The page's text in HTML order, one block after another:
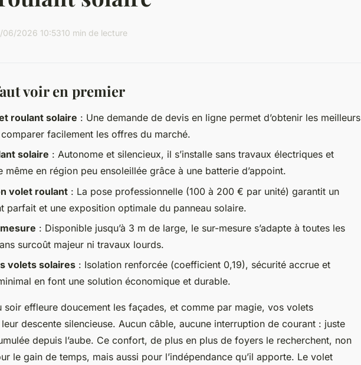
06/2026 10:5310 min de lecture
voir en premier
roulant solaire : Une demande de devis en ligne permet d’obtenir les meilleurs
facilement les offres du marché.
solaire : Autonome et silencieux, il s’installe sans travaux électriques et
même en région peu ensoleillée grâce à une batterie d’appoint.
volet roulant : La pose professionnelle (100 à 200 € par unité) garantit un
parfait et une exposition optimale du panneau solaire.
: Disponible jusqu’à 3 m de large, le sur-mesure s’adapte à toutes les
surcoût majeur ni travaux lourds.
volets solaires : Isolation renforcée (coefficient 0,19), sécurité accrue et
en font une solution économique et durable.
soir effleure doucement les façades, et comme par magie, vos volets
descente silencieuse. Aucun câble, aucune interruption de courant : juste
depuis l’aube. Ce confort, de plus en plus de foyers le recherchent, non
le gain de temps, mais aussi pour l’indépendance qu’il apporte. Le volet